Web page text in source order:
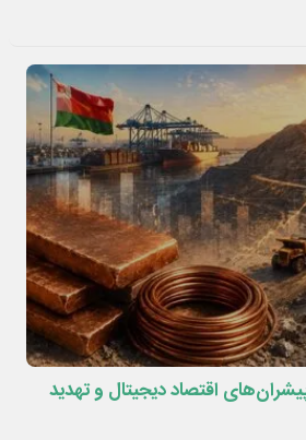
اقتصاد دیجیتال و تهدید